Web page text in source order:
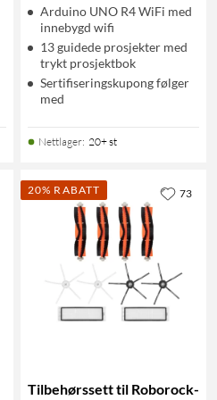
Arduino UNO R4 WiFi med
innebygd wifi
13 guidede prosjekter med
trykt prosjektbok
Sertifiseringskupong følger
med
Nettlager: 20+ st
20% RABATT
Tilbehørssett til Roborock-
73